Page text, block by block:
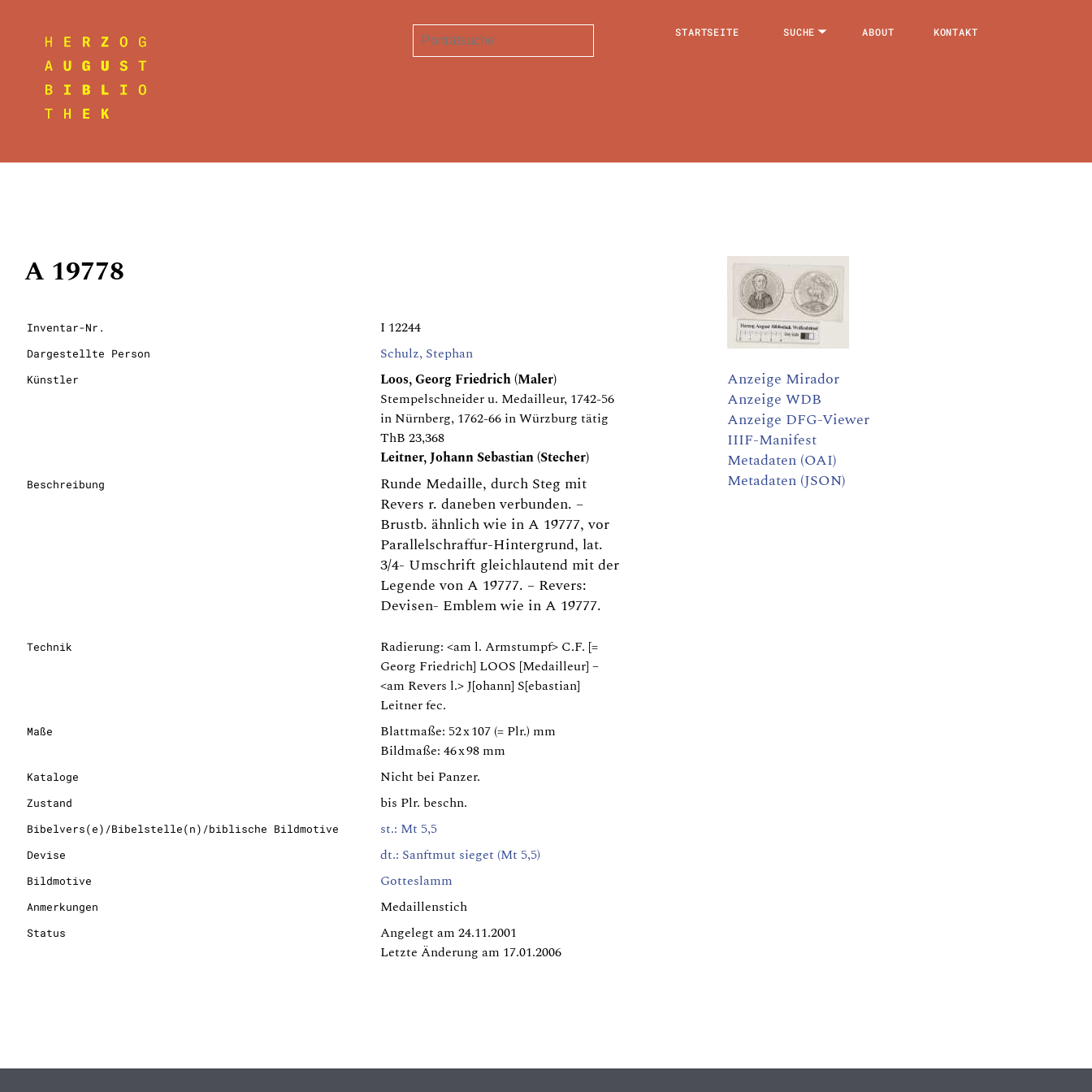
STARTSEITE SUCHE ABOUT KONTAKT
A 19778
Inventar-Nr. I 12244
Dargestellte Person Schulz, Stephan
Künstler
Loos, Georg Friedrich (Maler)
Stempelschneider u. Medailleur, 1742-56
in Nürnberg, 1762-66 in Würzburg tätig
ThB 23,368
Leitner, Johann Sebastian (Stecher)
Beschreibung
Runde Medaille, durch Steg mit
Revers r. daneben verbunden. –
Brustb. ähnlich wie in A 19777, vor
Parallelschraffur-Hintergrund, lat.
3/4- Umschrift gleichlautend mit der
Legende von A 19777. – Revers:
Devisen- Emblem wie in A 19777.
Technik
Radierung: <am l. Armstumpf> C.F. [=
Georg Friedrich] LOOS [Medailleur] –
<am Revers l.> J[ohann] S[ebastian]
Leitner fec.
Maße
Blattmaße: 52 x 107 (= Plr.) mm
Bildmaße: 46 x 98 mm
Kataloge Nicht bei Panzer.
Zustand bis Plr. beschn.
Bibelvers(e)/Bibelstelle(n)/biblische Bildmotive st.: Mt 5,5
Devise dt.: Sanftmut sieget (Mt 5,5)
Bildmotive Gotteslamm
Anmerkungen Medaillenstich
Status
Angelegt am 24.11.2001
Letzte Änderung am 17.01.2006
Anzeige Mirador
Anzeige WDB
Anzeige DFG-Viewer
IIIF-Manifest
Metadaten (OAI)
Metadaten (JSON)